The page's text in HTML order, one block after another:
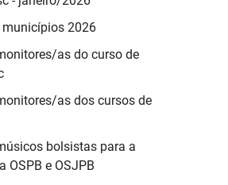
municípios 2026
as do curso de
as dos cursos de
bolsistas para a
OSPB e OSJPB